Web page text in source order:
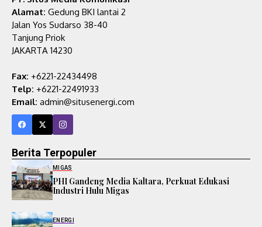
Alamat: Gedung BKI lantai 2
Jalan Yos Sudarso 38-40
Tanjung Priok
JAKARTA 14230
Fax: +6221-22434498
Telp: +6221-22491933
Email: admin@situsenergi.com
Berita Terpopuler
MIGAS
PHI Gandeng Media Kaltara, Perkuat Edukasi
Industri Hulu Migas
ENERGI